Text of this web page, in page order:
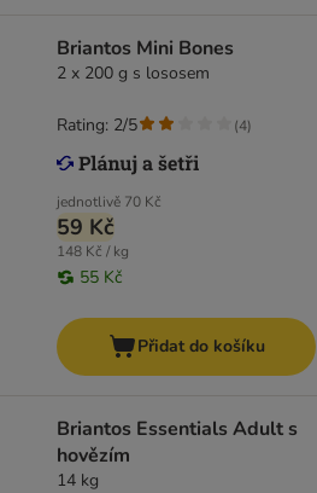
Briantos Mini Bones
2 x 200 g s lososem
jednotlivě 70 Kč
59 Kč
148 Kč / kg
55 Kč
Rating: 2/5 (4)
Přidat do košíku
Briantos Essentials Adult s
hovězím
14 kg